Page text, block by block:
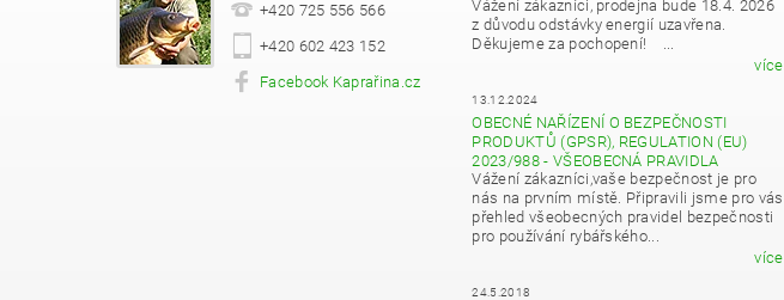
+420 725 556 566
+420 602 423 152
Facebook Kaprařina.cz
Vážení zákazníci, prodejna bude 18.4. 2026
z důvodu odstávky energií uzavřena.
Děkujeme za pochopení! ...
více
13.12.2024
OBECNÉ NAŘÍZENÍ O BEZPEČNOSTI
PRODUKTŮ (GPSR), REGULATION (EU)
2023/988 - VŠEOBECNÁ PRAVIDLA
Vážení zákazníci,vaše bezpečnost je pro
nás na prvním místě. Připravili jsme pro vás
přehled všeobecných pravidel bezpečnosti
pro používání rybářského...
více
24.5.2018